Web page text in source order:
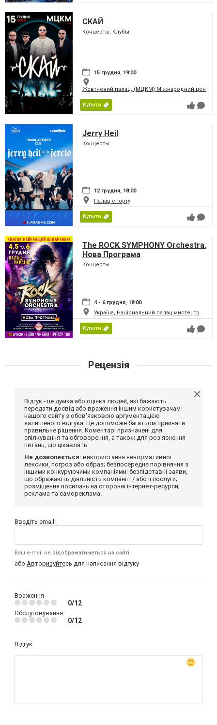
СКАЙ
Концерты, Клубы
15 грудня, 19:00
Жовтневий палац, (МЦКМ) Міжнародний центр
Купити
Jerry Heil
Концерты
12 грудня, 18:00
Палац спорту
Купити
The ROCK SYMPHONY Orchestra.
Нова Програма
Концерты
4 - 6 грудня, 18:00
Україна, Національний палац мистецтв
Купити
Рецензія
Відгук - це думка або оцінка людей, які бажають
передати досвід або враження іншим користувачам
нашого сайту з обов'язковою аргументацією
залишеного відгука. Це допоможе багатьом прийняти
правильне рішення. Коментарі призначені для
спілкування та обговорення, а також для роз'яснення
питань, що цікавлять.
Не дозволяється: використання ненормативної
лексики, погроз або образ; безпосереднє порівняння з
іншими конкуруючими компаніями; безпідставні заяви,
що ображають діяльність компанії і / або її послуги;
розміщення посилань на сторонні інтернет-ресурси;
реклама та самореклама.
Введіть email:
Ваш e-mail не відображатиметься на сайті
або Авторизуйтесь для написання відгуку
Враження
0/12
Обслуговування
0/12
Відгук: